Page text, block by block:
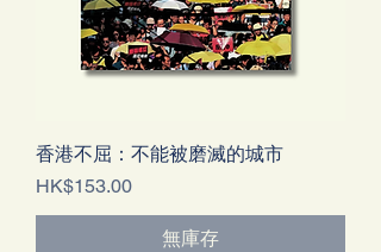
香港不屈：不能被磨滅的城市
價格
HK$153.00
無庫存